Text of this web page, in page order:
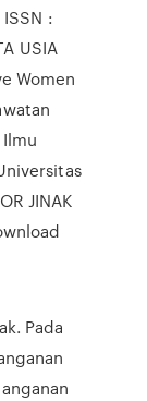
:
USIA
Women
JINAK
Pada